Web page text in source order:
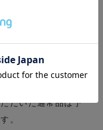
送について
だいた通常品は予
。